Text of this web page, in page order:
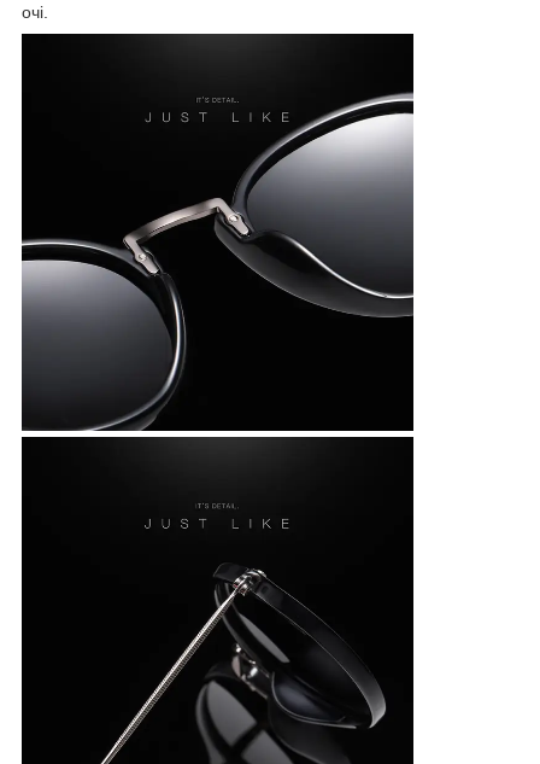
очі.